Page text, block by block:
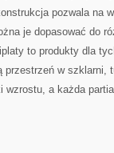
pozwala na
je dopasować do
to produkty dla
w szklarni,
wzrostu, a każda